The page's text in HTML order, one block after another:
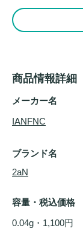
商品情報詳細
メーカー名
IANFNC
ブランド名
2aN
容量・税込価格
0.04g・1,100円